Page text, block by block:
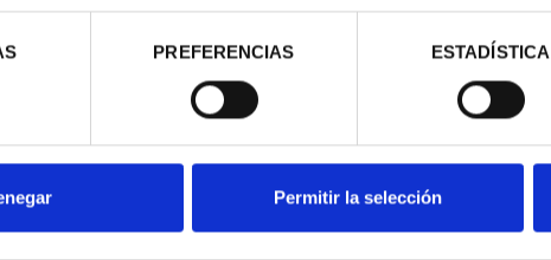
PREFERENCIAS ESTADÍSTICA
Permitir la selección
50 EURO SILVER ...
10 EURO SILVER ...
€140.00